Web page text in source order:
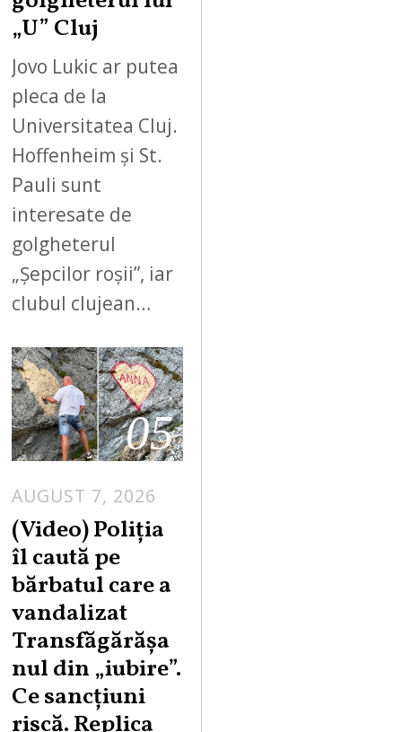
„U” Cluj
Jovo Lukic ar putea
pleca de la
Universitatea Cluj.
Hoffenheim și St.
Pauli sunt
interesate de
golgheterul
„Șepcilor roșii”, iar
clubul clujean…
05
AUGUST 7, 2026
U
G
S
7
,
(Video) Poliția
îl caută pe
bărbatul care a
vandalizat
Transfăgărășa
nul din „iubire”.
Ce sancțiuni